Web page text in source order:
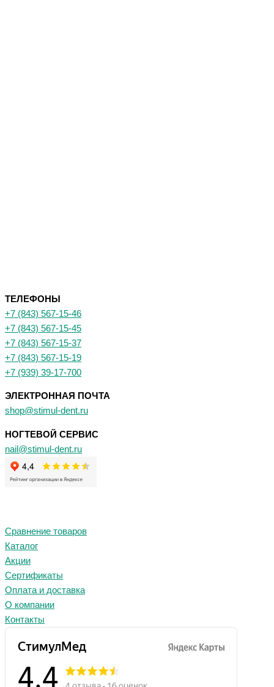
ТЕЛЕФОНЫ
+7 (843) 567-15-46
+7 (843) 567-15-45
+7 (843) 567-15-37
+7 (843) 567-15-19
+7 (939) 39-17-700
ЭЛЕКТРОННАЯ ПОЧТА
shop@stimul-dent.ru
НОГТЕВОЙ СЕРВИС
nail@stimul-dent.ru
Сравнение товаров
Каталог
Акции
Сертификаты
Оплата и доставка
О компании
Контакты